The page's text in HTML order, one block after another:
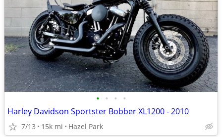
• • • •
Harley Davidson Sportster Bobber XL1200 - 2010
7/13 15k mi Hazel Park